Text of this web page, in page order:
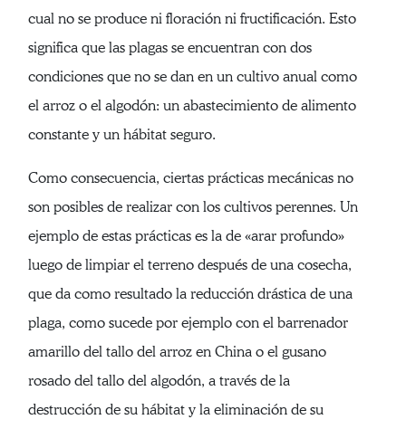
cual no se produce ni floración ni fructificación. Esto
significa que las plagas se encuentran con dos
condiciones que no se dan en un cultivo anual como
el arroz o el algodón: un abastecimiento de alimento
constante y un hábitat seguro.
Como consecuencia, ciertas prácticas mecánicas no
son posibles de realizar con los cultivos perennes. Un
ejemplo de estas prácticas es la de «arar profundo»
luego de limpiar el terreno después de una cosecha,
que da como resultado la reducción drástica de una
plaga, como sucede por ejemplo con el barrenador
amarillo del tallo del arroz en China o el gusano
rosado del tallo del algodón, a través de la
destrucción de su hábitat y la eliminación de su